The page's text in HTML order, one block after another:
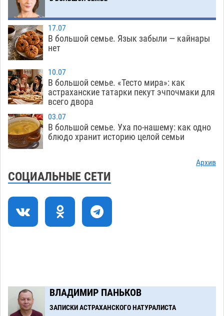
зеленые зоны на автоматический полив
13:13
Скончался второй ребенок после пожара в
Астрахани
12:49
Астраханские гандболисты с крупной победы
стартовали на Всероссийской Спартакиаде
12:16
В астраханском селе невестка изрешетила
машину свекрови
06.08
нелегалов прямым рейсом из Шереметьево
11:08 Как астраханцы назвали своих детей в июле
Загрузить еще
17.07
В большой семье. Язык забыли — кайнары
нет
10.07
В большой семье. «Тесто мира»: как
астраханские татарки пекут эчпочмаки для
всего двора
03.07
В большой семье. Уха по-нашему: как одно
блюдо хранит историю целой семьи
Архив
СОЦИАЛЬНЫЕ СЕТИ
ВЛАДИМИР ПАНЬКОВ
ЗАПИСКИ АСТРАХАНСКОГО НАТУРАЛИСТА